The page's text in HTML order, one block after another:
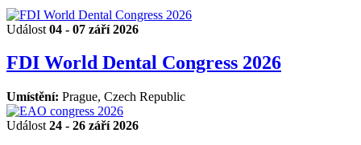
Událost 04 - 07 září 2026
FDI World Dental Congress 2026
Umístění: Prague, Czech Republic
Událost 24 - 26 září 2026